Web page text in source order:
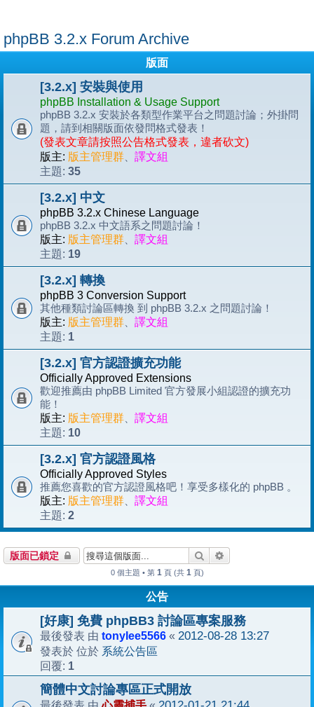
phpBB 3.2.x Forum Archive
版面
[3.2.x] 安裝與使用
phpBB Installation & Usage Support
phpBB 3.2.x 安裝於各類型作業平台之問題討論；外掛問
題，請到相關版面依發問格式發表！
(發表文章請按照公告格式發表，違者砍文)
版主: 版主管理群
譯文組
主題: 35
[3.2.x] 中文
phpBB 3.2.x Chinese Language
phpBB 3.2.x 中文語系之問題討論！
版主: 版主管理群
譯文組
主題: 19
[3.2.x] 轉換
phpBB 3 Conversion Support
其他種類討論區轉換 到 phpBB 3.2.x 之問題討論！
版主: 版主管理群
譯文組
主題: 1
[3.2.x] 官方認證擴充功能
Officially Approved Extensions
歡迎推薦由 phpBB Limited 官方發展小組認證的擴充功
能！
版主: 版主管理群
譯文組
主題: 10
[3.2.x] 官方認證風格
Officially Approved Styles
推薦您喜歡的官方認證風格吧！享受多樣化的 phpBB 。
版主: 版主管理群
譯文組
主題: 2
版面已鎖定 搜尋
0 個主題 • 第 1 頁 (共 1 頁)
公告
[好康] 免費 phpBB3 討論區專案服務
最後發表 由 tonylee5566 « 2012-08-28 13:27
發表於 位於 系統公告區
回覆: 1
簡體中文討論專區正式開放